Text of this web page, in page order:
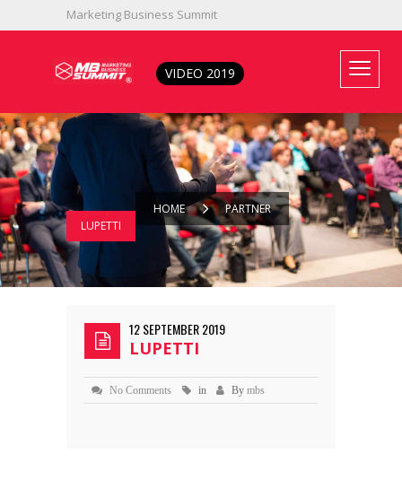
Marketing Business Summit
333 4521078 info@mbsummit.it
VIDEO 2019
HOME
PARTNER
LUPETTI
12 SEPTEMBER 2019
LUPETTI
No Comments in By mbs